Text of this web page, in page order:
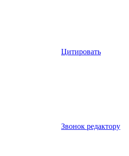
Цитировать
Звонок редактору